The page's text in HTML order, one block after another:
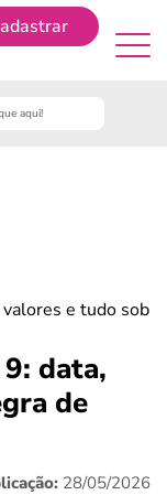
e tudo
data,
de
28/05/2026